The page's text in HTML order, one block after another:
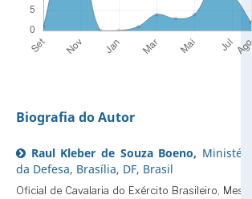
Biografia do Autor
Raul Kleber de Souza Boeno, Ministério
da Defesa, Brasília, DF, Brasil
Oficial de Cavalaria do Exército Brasileiro, Mestre